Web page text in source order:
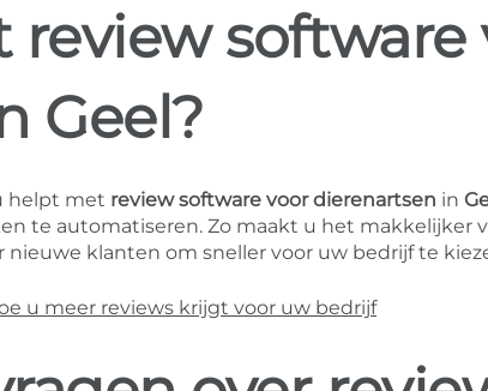
review software
Geel?
helpt met review software voor dierenartsen in
te automatiseren. Zo maakt u het makkelijker
klanten om sneller voor uw bedrijf te
u meer reviews krijgt voor uw bedrijf